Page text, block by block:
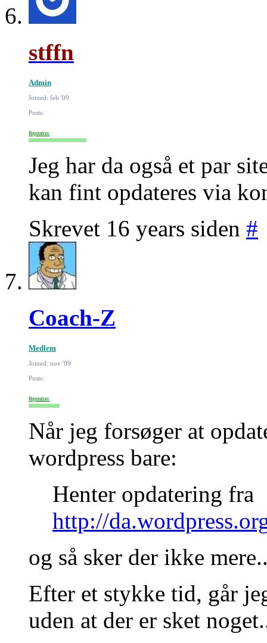
stffn
Admin
Joined: feb '09
Posts:
Reputation:
Jeg har da også et par
kan fint opdateres via
Skrevet 16 years siden #
Coach-Z
Medlem
Joined: nov '09
Posts:
Reputation:
Når jeg forsøger at
wordpress bare:
Henter opdatering fra
http://
og så sker der ikke
Efter et stykke tid, går
uden at der er sket